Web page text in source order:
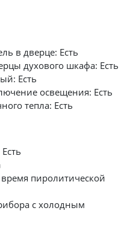
в дверце: Есть
духового шкафа: Есть
Есть
освещения: Есть
тепла: Есть
пи­ро­ли­ти­че­ской
с холодным